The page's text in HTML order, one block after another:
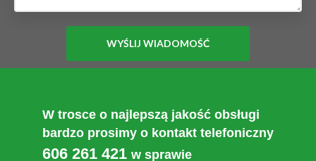
W trosce o najlepszą jakość obsługi
bardzo prosimy o kontakt telefoniczny
606 261 421 w sprawie